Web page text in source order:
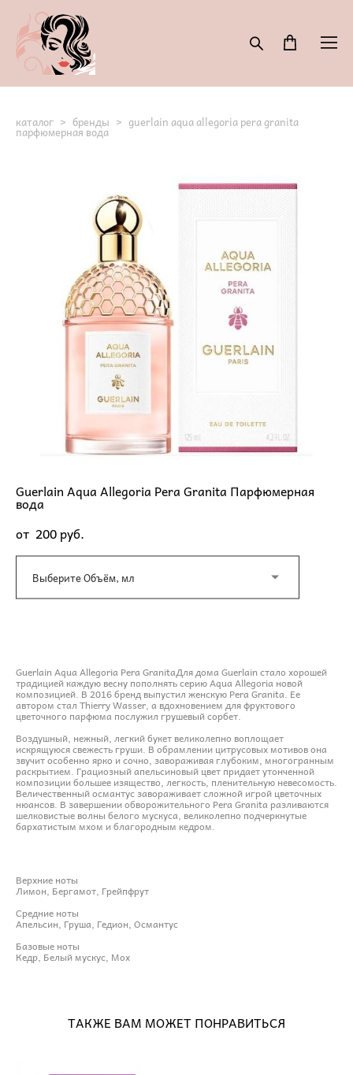
каталог > бренды > guerlain aqua allegoria pera granita
парфюмерная вода
Guerlain Aqua Allegoria Pera Granita Парфюмерная
вода
от 200 pуб.
Выберите Объём, мл
Guerlain Aqua Allegoria Pera GranitaДля дома Guerlain стало хорошей
традицией каждую весну пополнять серию Aqua Allegoria новой
композицией. В 2016 бренд выпустил женскую Pera Granita. Ее
автором стал Thierry Wasser, а вдохновением для фруктового
цветочного парфюма послужил грушевый сорбет.
Воздушный, нежный, легкий букет великолепно воплощает
искрящуюся свежесть груши. В обрамлении цитрусовых мотивов она
звучит особенно ярко и сочно, завораживая глубоким, многогранным
раскрытием. Грациозный апельсиновый цвет придает утонченной
композиции большее изящество, легкость, пленительную невесомость.
Величественный османтус завораживает сложной игрой цветочных
нюансов. В завершении обворожительного Pera Granita разливаются
шелковистые волны белого мускуса, великолепно подчеркнутые
бархатистым мхом и благородным кедром.
Верхние ноты
Лимон, Бергамот, Грейпфрут
Средние ноты
Апельсин, Груша, Гедион, Османтус
Базовые ноты
Кедр, Белый мускус, Мох
ТАКЖЕ ВАМ МОЖЕТ ПОНРАВИТЬСЯ